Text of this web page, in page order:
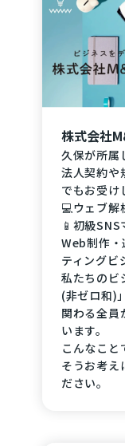
株式会社
久保が所属
法人契約や
でもお受け
💻ウェブ解
📱初級
Web制作・
ティングビ
私たちのビ
(非ゼロ和)」
関わる全員
います。
こんなこと
そうお考え
ださい。